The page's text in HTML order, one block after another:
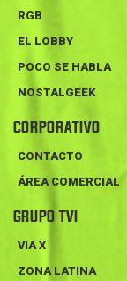
RGB
EL LOBBY
POCO SE HABLA
NOSTALGEEK
CORPORATIVO
CONTACTO
ÁREA COMERCIAL
GRUPO TVI
VIA X
ZONA LATINA